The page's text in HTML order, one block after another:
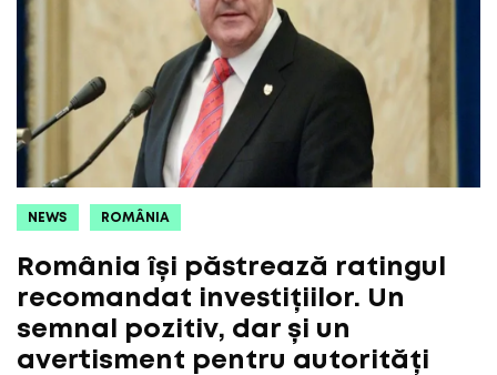
NEWS ROMÂNIA
România își păstrează ratingul
recomandat investițiilor. Un
semnal pozitiv, dar și un
avertisment pentru autorități